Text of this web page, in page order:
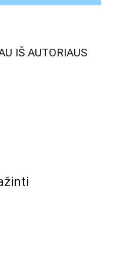
IŠ AUTORIAUS